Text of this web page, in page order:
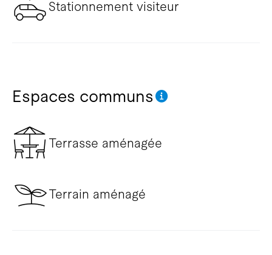
Stationnement visiteur
Espaces communs
Terrasse aménagée
Terrain aménagé